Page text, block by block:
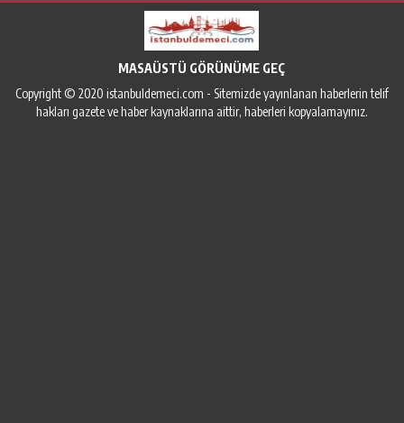
MASAÜSTÜ GÖRÜNÜME GEÇ
Copyright © 2020 istanbuldemeci.com - Sitemizde yayınlanan haberlerin telif
hakları gazete ve haber kaynaklarına aittir, haberleri kopyalamayınız.